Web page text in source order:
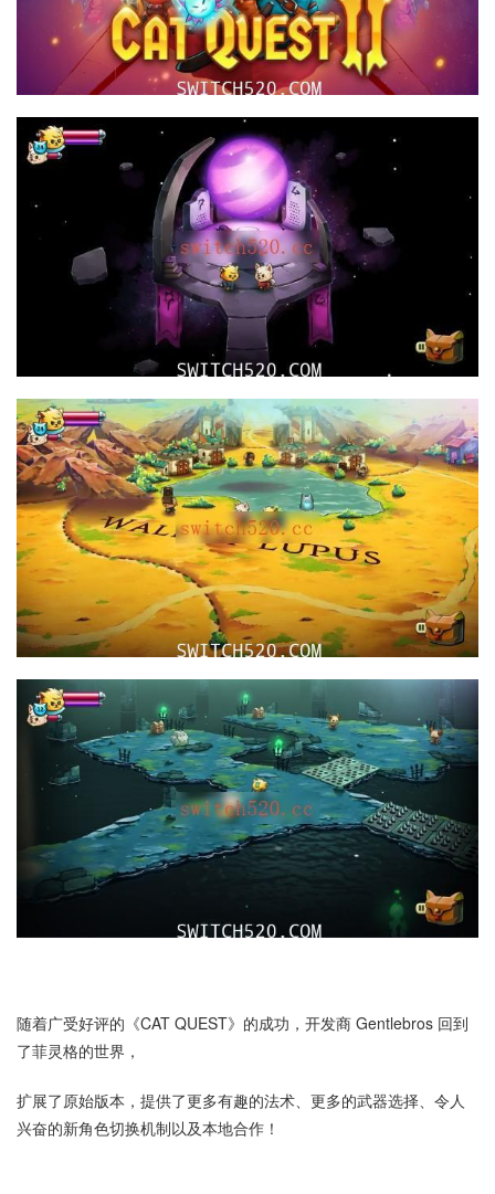
随着广受好评的《CAT QUEST》的成功，开发商 Gentlebros 回到
了菲灵格的世界，
扩展了原始版本，提供了更多有趣的法术、更多的武器选择、令人
兴奋的新角色切换机制以及本地合作！